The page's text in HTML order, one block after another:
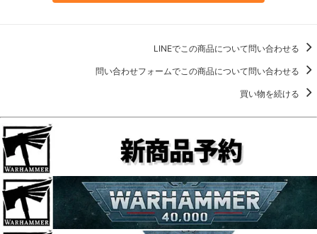
LINEでこの商品について問い合わせる
問い合わせフォームでこの商品について問い合わせる
買い物を続ける